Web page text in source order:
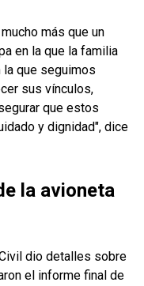
más que un
en la que la familia
la que seguimos
sus vínculos,
que estos
y dignidad", dice
la avioneta
dio detalles sobre
el informe final de